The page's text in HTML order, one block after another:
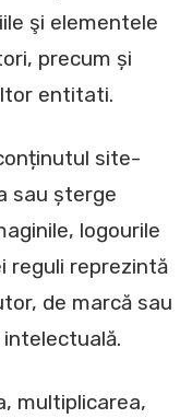
şi elementele
precum și
entitati.
site-
sau șterge
logourile
reguli reprezintă
de marcă sau
multiplicarea,